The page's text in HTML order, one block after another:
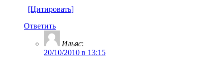
[Цитировать]
Ответить
Ильяс:
20/10/2010 в 13:15